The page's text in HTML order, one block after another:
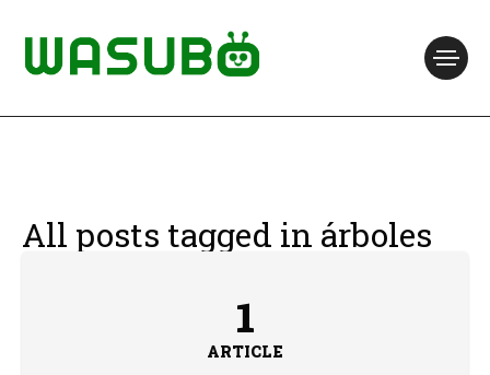
All posts tagged in árboles
1
ARTICLE